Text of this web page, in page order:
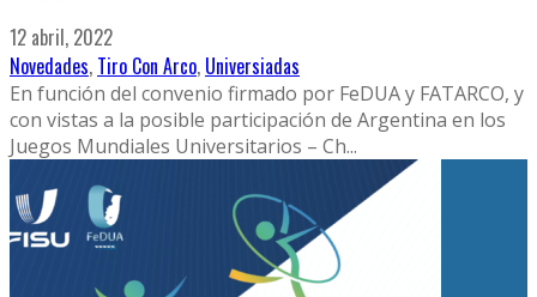
12 abril, 2022
Novedades, Tiro Con Arco, Universiadas
En función del convenio firmado por FeDUA y FATARCO, y
con vistas a la posible participación de Argentina en los
Juegos Mundiales Universitarios – Ch...